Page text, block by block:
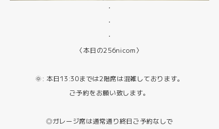
・
・
・
〈本日の256nicom〉
🌞: 本日13:30までは2階席は混雑しております。
ご予約をお願い致します。
◎ガレージ席は通常通り終日ご予約なしで